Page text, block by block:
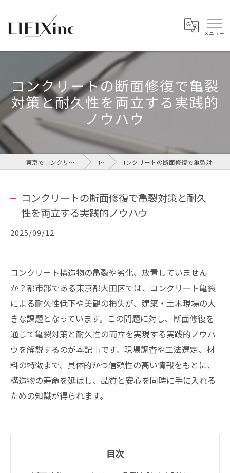
コンクリートの断面修復で亀裂
対策と耐久性を両立する実践的
ノウハウ
東京でコンクリートなら株式会社LIFIX コラム コンクリートの断面修復で亀裂対策と耐久性を両立する実践的ノウハウ
コンクリートの断面修復で亀裂対策と耐久
性を両立する実践的ノウハウ
2025/09/12
コンクリート構造物の亀裂や劣化、放置していません
か？都市部である東京都大田区では、コンクリート亀裂
による耐久性低下や美観の損失が、建築・土木現場の大
きな課題となっています。この問題に対し、断面修復を
通じて亀裂対策と耐久性の両立を実現する実践的ノウハ
ウを解説するのが本記事です。現場調査や工法選定、材
料の特徴まで、具体的かつ信頼性の高い情報をもとに、
構造物の寿命を延ばし、品質と安心を同時に手に入れる
ための知識が得られます。
目次